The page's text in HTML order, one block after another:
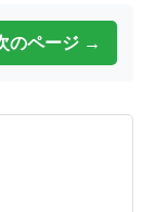
のページ →